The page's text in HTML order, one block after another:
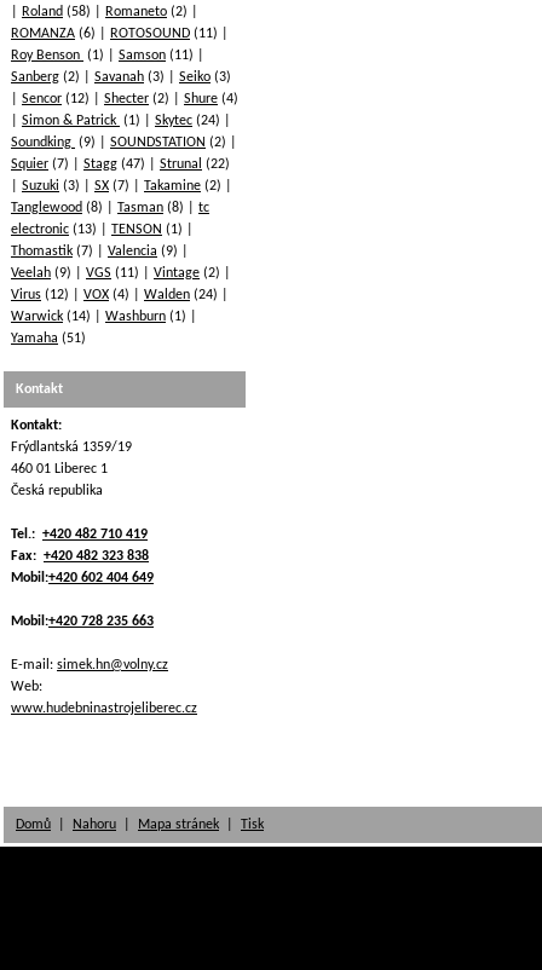
Roland (58) Romaneto (2)
ROMANZA (6) ROTOSOUND (11)
Roy Benson (1) Samson (11)
Sanberg (2) Savanah (3) Seiko (3)
Sencor (12) Shecter (2) Shure (4)
Simon & Patrick (1) Skytec (24)
Soundking (9) SOUNDSTATION (2)
Squier (7) Stagg (47) Strunal (22)
Suzuki (3) SX (7) Takamine (2)
Tanglewood (8) Tasman (8)
tc
electronic (13) TENSON (1)
Thomastik (7) Valencia (9)
Veelah (9) VGS (11) Vintage (2)
Virus (12) VOX (4) Walden (24)
Warwick (14) Washburn (1)
Yamaha (51)
Kontakt
Kontakt:
Frýdlantská 1359/19
460 01 Liberec 1
Česká republika
Tel.: +420 482 710 419
Fax: +420 482 323 838
Mobil:+420 602 404 649
Mobil:+420 728 235 663
E-mail: simek.hn@volny.cz
Web:
www.hudebninastrojeliberec.cz
Domů Nahoru Mapa stránek Tisk